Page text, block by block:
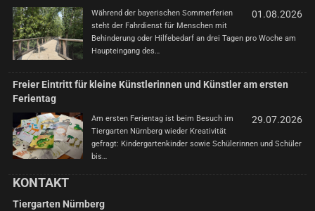
01.08.2026
Während der bayerischen Sommerferien
steht der Fahrdienst für Menschen mit
Behinderung oder Hilfebedarf an drei Tagen pro Woche am
Haupteingang des…
Freier Eintritt für kleine Künstlerinnen und Künstler am ersten
Ferientag
29.07.2026
Am ersten Ferientag ist beim Besuch im
Tiergarten Nürnberg wieder Kreativität
gefragt: Kindergartenkinder sowie Schülerinnen und Schüler
bis…
KONTAKT
Tiergarten Nürnberg